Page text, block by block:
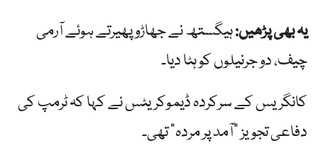
یہ بھی پڑھیں:ہیگستھ نے جھاڑو پھیرتے ہوئے آرمی
چیف، دو جرنیلوں کو ہٹا دیا۔
کانگریس کے سرکردہ ڈیموکریٹس نے کہا کہ ٹرمپ کی
دفاعی تجویز "آمد پر مردہ” تھی۔